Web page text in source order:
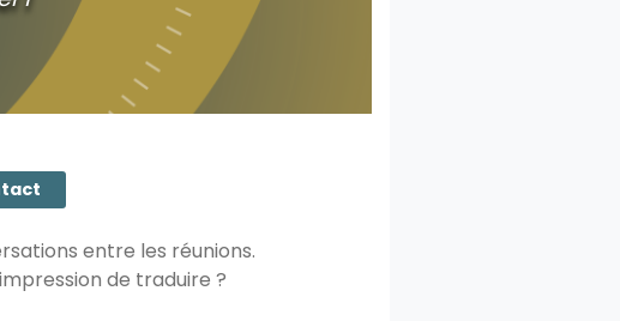
entre les réunions.
de traduire ?